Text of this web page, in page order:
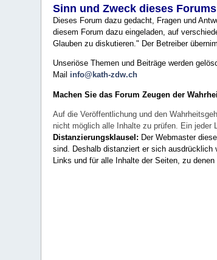
Sinn und Zweck dieses Forums
Dieses Forum dazu gedacht, Fragen und
diesem Forum dazu eingeladen, auf
Glauben zu diskutieren." Der Betreiber
Unseriöse Themen und Beiträge werden
Mail info@kath-zdw.ch
Machen Sie das Forum Zeugen der
Auf die Veröffentlichung und den
nicht möglich alle Inhalte zu prüfen. Ein jeder
Distanzierungsklausel: Der Webmaster
sind. Deshalb distanziert er sich ausdrücklich
Links und für alle Inhalte der Seiten, zu